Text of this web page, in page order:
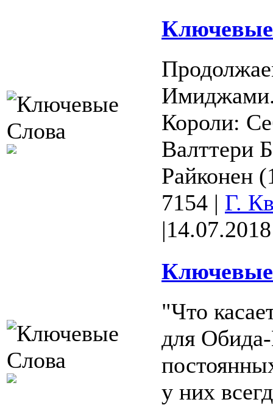
Ключевые
Имиджами.
Короли:
Валттери
Райконен
7154 | Г.
|14.07.2018
"Что
для
у них